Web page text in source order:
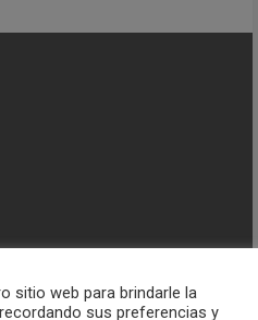
sitio web para brindarle la
sus preferencias y